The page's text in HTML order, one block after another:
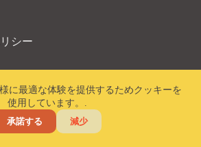
に最適な体験を提供するためクッキーを
使用しています。.
承諾する
減少
シー
Aungwinter 全著作権所有。.